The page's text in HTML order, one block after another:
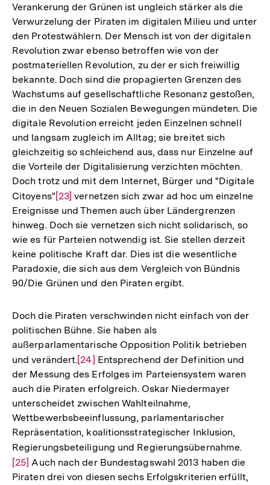
Verankerung der Grünen ist ungleich stärker als die
Verwurzelung der Piraten im digitalen Milieu und unter
den Protestwählern. Der Mensch ist von der digitalen
Revolution zwar ebenso betroffen wie von der
postmateriellen Revolution, zu der er sich freiwillig
bekannte. Doch sind die propagierten Grenzen des
Wachstums auf gesellschaftliche Resonanz gestoßen,
die in den Neuen Sozialen Bewegungen mündeten. Die
digitale Revolution erreicht jeden Einzelnen schnell
und langsam zugleich im Alltag; sie breitet sich
gleichzeitig so schleichend aus, dass nur Einzelne auf
die Vorteile der Digitalisierung verzichten möchten.
Doch trotz und mit dem Internet, Bürger und "Digitale
Citoyens"Zur
Auflösung
der
Fußnote
[23] vernetzen sich zwar ad hoc um einzelne
Ereignisse und Themen auch über Ländergrenzen
hinweg. Doch sie vernetzen sich nicht solidarisch, so
wie es für Parteien notwendig ist. Sie stellen derzeit
keine politische Kraft dar. Dies ist die wesentliche
Paradoxie, die sich aus dem Vergleich von Bündnis
90/Die Grünen und den Piraten ergibt.
Doch die Piraten verschwinden nicht einfach von der
politischen Bühne. Sie haben als
außerparlamentarische Opposition Politik betrieben
und verändert.Zur
Auflösung
der
Fußnote
[24] Entsprechend der Definition und
der Messung des Erfolges im Parteiensystem waren
auch die Piraten erfolgreich. Oskar Niedermayer
unterscheidet zwischen Wahlteilnahme,
Wettbewerbsbeeinflussung, parlamentarischer
Repräsentation, koalitionsstrategischer Inklusion,
Regierungsbeteiligung und Regierungsübernahme.
der
[25] Auch nach der Bundestagswahl 2013 haben die
Piraten drei von diesen sechs Erfolgskriterien erfüllt,